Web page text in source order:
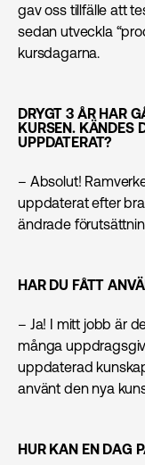
gav oss tillfälle att
sedan utveckla
kursdagarna.
DRYGT 3 ÅR HAR
KURSEN. KÄNDES
UPPDATERAT?
– Absolut!
uppdaterat efter
ändrade
HAR DU FÅTT
– Ja! I mitt jobb är
många
uppdaterad
använt den nya
HUR KAN EN DAG